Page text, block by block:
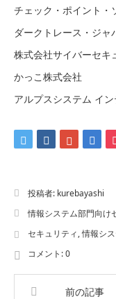
チェック・ポイント・
ダークトレース・ジャ
株式会社サイバーセキ
かっこ株式会社
アルプスシステム イ
投稿者: kurebayashi
情報システム部門向け
セキュリティ,情報シ
コメント:0
前の記事